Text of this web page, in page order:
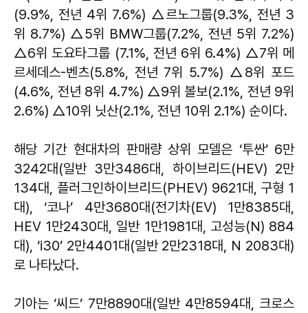
(9.9%, 전년 4위 7.6%) △르노그룹(9.3%, 전년 3
위 8.7%) △5위 BMW그룹(7.2%, 전년 5위 7.2%)
△6위 도요타그룹 (7.1%, 전년 6위 6.4%) △7위 메
르세데스-벤츠(5.8%, 전년 7위 5.7%) △8위 포드
(4.6%, 전년 8위 4.7%) △9위 볼보(2.1%, 전년 9위
2.6%) △10위 닛산(2.1%, 전년 10위 2.1%) 순이다.
해당 기간 현대차의 판매량 상위 모델은 ‘투싼’ 6만
3242대(일반 3만3486대, 하이브리드(HEV) 2만
134대, 플러그인하이브리드(PHEV) 9621대, 구형 1
대), ‘코나’ 4만3680대(전기차(EV) 1만8385대,
HEV 1만2430대, 일반 1만1981대, 고성능(N) 884
대), ‘i30’ 2만4401대(일반 2만2318대, N 2083대)
로 나타났다.
기아는 ‘씨드’ 7만8890대(일반 4만8594대, 크로스